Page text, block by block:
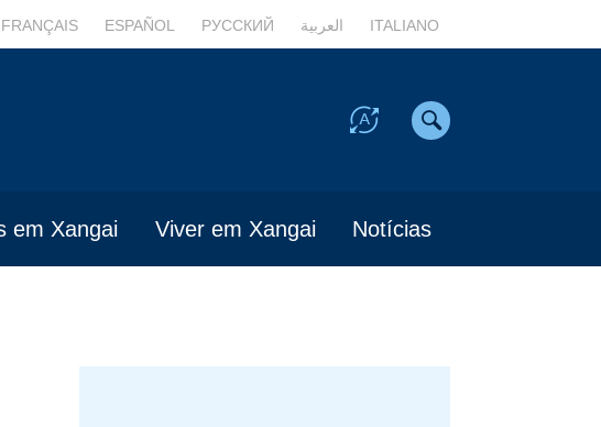
FRANÇAIS ESPAÑOL РУССКИЙ العربية ITALIANO
em Xangai Viver em Xangai Notícias